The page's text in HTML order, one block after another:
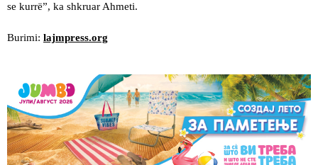
se kurrë”, ka shkruar Ahmeti.
Burimi: lajmpress.org